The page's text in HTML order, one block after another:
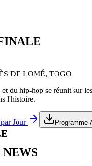
DE LOMÉ, TOGO
du hip-hop se réunit sur
l'histoire.
Jour Programme